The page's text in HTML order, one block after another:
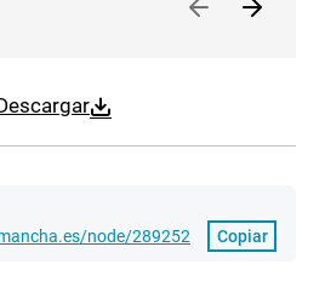
node/289252
Copiar